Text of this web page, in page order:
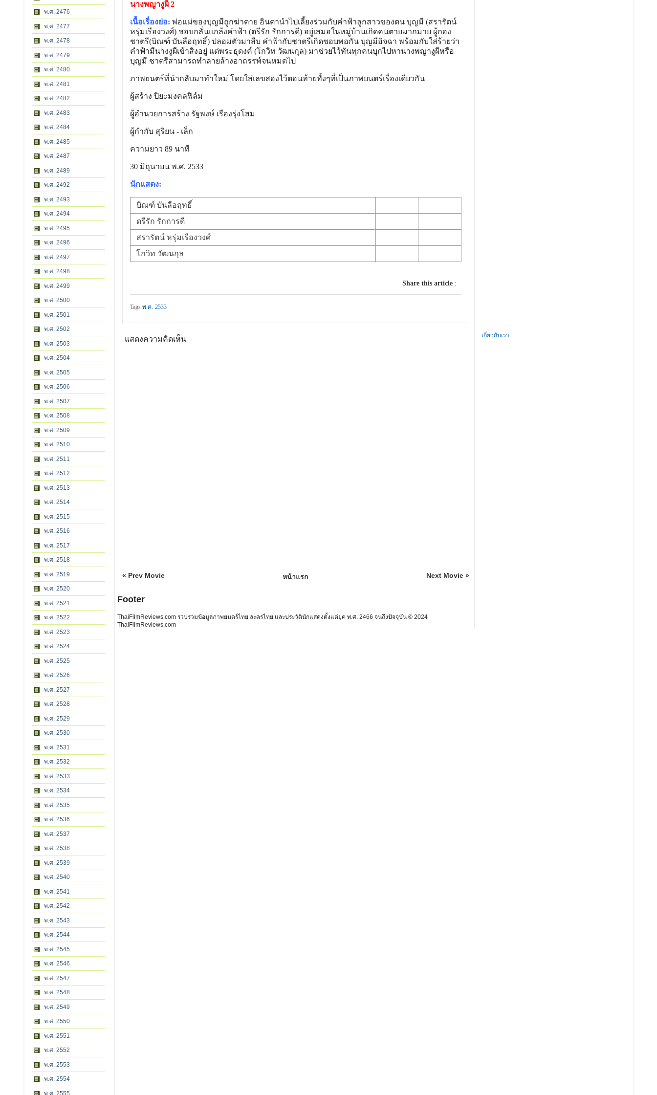
พ.ศ. 2476
พ.ศ. 2477
พ.ศ. 2478
พ.ศ. 2479
พ.ศ. 2480
พ.ศ. 2481
พ.ศ. 2482
พ.ศ. 2483
พ.ศ. 2484
พ.ศ. 2485
พ.ศ. 2487
พ.ศ. 2489
พ.ศ. 2492
พ.ศ. 2493
พ.ศ. 2494
พ.ศ. 2495
พ.ศ. 2496
พ.ศ. 2497
พ.ศ. 2498
พ.ศ. 2499
พ.ศ. 2500
พ.ศ. 2501
พ.ศ. 2502
พ.ศ. 2503
พ.ศ. 2504
พ.ศ. 2505
พ.ศ. 2506
พ.ศ. 2507
พ.ศ. 2508
พ.ศ. 2509
พ.ศ. 2510
พ.ศ. 2511
พ.ศ. 2512
พ.ศ. 2513
พ.ศ. 2514
พ.ศ. 2515
พ.ศ. 2516
พ.ศ. 2517
พ.ศ. 2518
พ.ศ. 2519
พ.ศ. 2520
พ.ศ. 2521
พ.ศ. 2522
พ.ศ. 2523
พ.ศ. 2524
พ.ศ. 2525
พ.ศ. 2526
พ.ศ. 2527
พ.ศ. 2528
พ.ศ. 2529
พ.ศ. 2530
พ.ศ. 2531
พ.ศ. 2532
พ.ศ. 2533
พ.ศ. 2534
พ.ศ. 2535
พ.ศ. 2536
พ.ศ. 2537
พ.ศ. 2538
พ.ศ. 2539
พ.ศ. 2540
พ.ศ. 2541
พ.ศ. 2542
พ.ศ. 2543
พ.ศ. 2544
พ.ศ. 2545
พ.ศ. 2546
พ.ศ. 2547
พ.ศ. 2548
พ.ศ. 2549
พ.ศ. 2550
พ.ศ. 2551
พ.ศ. 2552
พ.ศ. 2553
พ.ศ. 2554
พ.ศ. 2555
นางพญางูผี 2
เนื้อเรื่องย่อ: พ่อแม่ของบุญมีถูกฆ่าตาย อินตานำไปเลี้ยงร่วมกับคำฟ้าลูกสาวของตน บุญมี (สรารัตน์
หรุ่มเรืองวงศ์) ชอบกลั่นแกล้งคำฟ้า (ตรีรัก รักการดี) อยู่เสมอในหมู่บ้านเกิดคนตายมากมาย ผู้กอง
ชาตรี(บิณฑ์ บันลือฤทธิ์) ปลอมตัวมาสืบ คำฟ้ากับชาตรีเกิดชอบพอกัน บุญมีอิจฉา พร้อมกับใส่ร้ายว่า
คำฟ้ามีนางงูผีเข้าสิงอยู่ แต่พระธุดงค์ (โกวิท วัฒนกุล) มาช่วยไว้ทันทุกคนบุกไปหานางพญางูผีหรือ
บุญมี ชาตรีสามารถทำลายล้างอาถรรพ์จนหมดไป
ภาพยนตร์ที่นำกลับมาทำใหม่ โดยใส่เลขสองไว้ตอนท้ายทั้งๆที่เป็นภาพยนตร์เรื่องเดียวกัน
ผู้สร้าง ปิยะมงคลฟิล์ม
ผู้อำนวยการสร้าง รัฐพงษ์ เรืองรุ่งโสม
ผู้กำกับ สุริยน - เล็ก
ความยาว 89 นาที
30 มิถุนายน พ.ศ. 2533
นักแสดง:
บิณฑ์ บันลือฤทธิ์
ตรีรัก รักการดี
สรารัตน์ หรุ่มเรืองวงศ์
โกวิท วัฒนกุล
Share this article:
Tagsพ.ศ. 2533
แสดงความคิดเห็น
« Prev Movie Next Movie »
หน้าแรก
Footer
ThaiFilmReviews.com รวบรวมข้อมูลภาพยนตร์ไทย ละครไทย และประวัตินักแสดงตั้งแต่ยุค พ.ศ. 2466 จนถึงปัจจุบัน © 2024
ThaiFilmReviews.com
เกี่ยวกับเรา